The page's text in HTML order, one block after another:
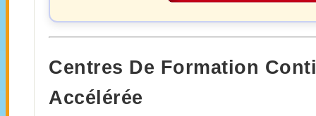
Centres De Formation
Accélérée